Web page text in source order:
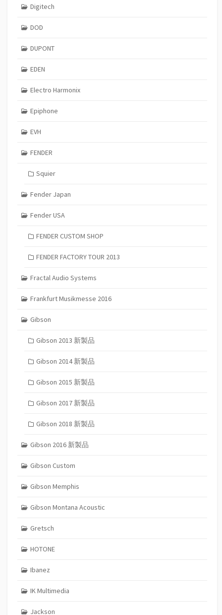
Digitech
DOD
DUPONT
EDEN
Electro Harmonix
Epiphone
EVH
FENDER
Squier
Fender Japan
Fender USA
FENDER CUSTOM SHOP
FENDER FACTORY TOUR 2013
Fractal Audio Systems
Frankfurt Musikmesse 2016
Gibson
Gibson 2013 新製品
Gibson 2014 新製品
Gibson 2015 新製品
Gibson 2017 新製品
Gibson 2018 新製品
Gibson 2016 新製品
Gibson Custom
Gibson Memphis
Gibson Montana Acoustic
Gretsch
HOTONE
Ibanez
IK Multimedia
Jackson